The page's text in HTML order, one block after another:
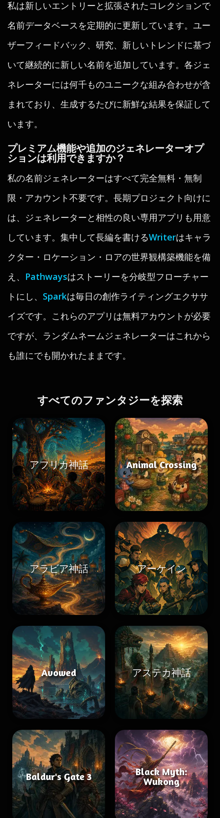
私は新しいエントリーと拡張されたコレクションで
名前データベースを定期的に更新しています。ユー
ザーフィードバック、研究、新しいトレンドに基づ
いて継続的に新しい名前を追加しています。各ジェ
ネレーターには何千ものユニークな組み合わせが含
まれており、生成するたびに新鮮な結果を保証して
います。
プレミアム機能や追加のジェネレーターオプ
ションは利用できますか？
私の名前ジェネレーターはすべて完全無料・無制
限・アカウント不要です。長期プロジェクト向けに
は、ジェネレーターと相性の良い専用アプリも用意
しています。集中して長編を書けるWriterはキャラ
クター・ロケーション・ロアの世界観構築機能を備
え、 Pathwaysはストーリーを分岐型フローチャー
トにし、 Sparkは毎日の創作ライティングエクササ
イズです。これらのアプリは無料アカウントが必要
ですが、ランダムネームジェネレーターはこれから
も誰にでも開かれたままです。
すべてのファンタジーを探索
アフリカ神話 Animal Crossing
アラビア神話 アーケイン
Avowed アステカ神話
Baldur's Gate 3
Black Myth:
Wukong